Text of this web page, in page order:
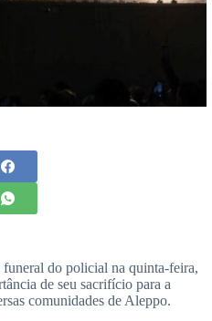
funeral do policial na quinta-feira,
de seu sacrifício para a
comunidades de Aleppo.